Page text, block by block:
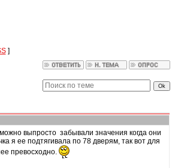
]
выпросто забывали значения когда они
я ее подтягивала по 78 дверям, так вот для
превосходно.